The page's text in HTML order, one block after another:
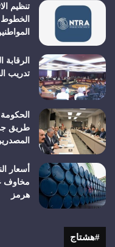
تنظيم
تدريب
طريق
مخاوف
هرمز
#هشتاج